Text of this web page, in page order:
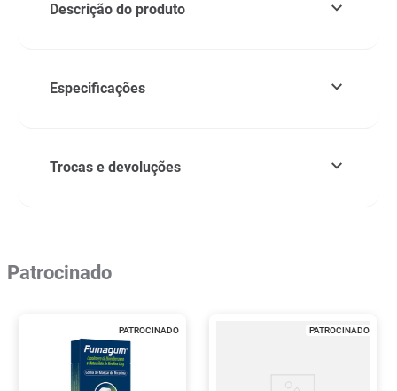
Descrição do produto
Especificações
Trocas e devoluções
Patrocinado
PATROCINADO PATROCINADO